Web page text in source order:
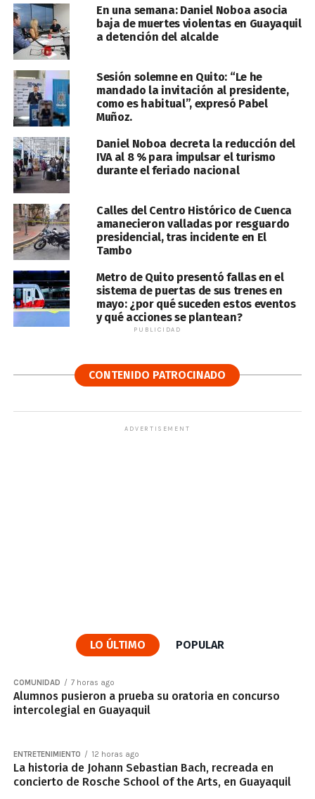
En una semana: Daniel Noboa asocia
baja de muertes violentas en Guayaquil
a detención del alcalde
Sesión solemne en Quito: “Le he
mandado la invitación al presidente,
como es habitual”, expresó Pabel
Muñoz.
Daniel Noboa decreta la reducción del
IVA al 8 % para impulsar el turismo
durante el feriado nacional
Calles del Centro Histórico de Cuenca
amanecieron valladas por resguardo
presidencial, tras incidente en El
Tambo
Metro de Quito presentó fallas en el
sistema de puertas de sus trenes en
mayo: ¿por qué suceden estos eventos
y qué acciones se plantean?
PUBLICIDAD
CONTENIDO PATROCINADO
ADVERTISEMENT
LO ÚLTIMO POPULAR
COMUNIDAD 7 horas ago
Alumnos pusieron a prueba su oratoria en concurso
intercolegial en Guayaquil
ENTRETENIMIENTO 12 horas ago
La historia de Johann Sebastian Bach, recreada en
concierto de Rosche School of the Arts, en Guayaquil